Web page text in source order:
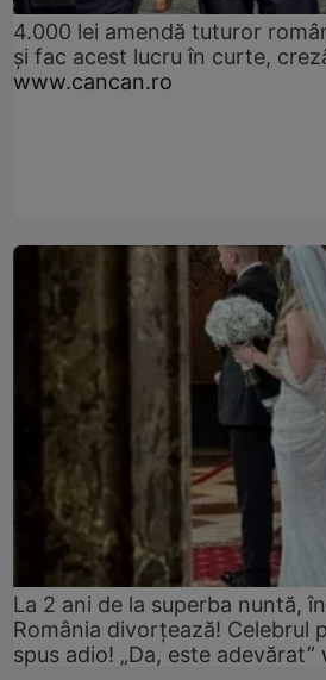
4.000 lei amendă tuturor
și fac acest lucru în curte,
www.cancan.ro
La 2 ani de la superba nuntă,
România divorțează! Celebrul
spus adio! „Da, este adevărat”